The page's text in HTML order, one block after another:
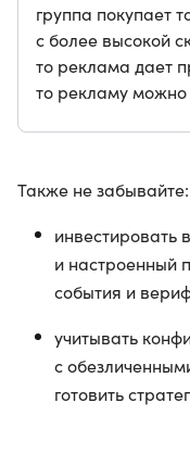
группа покупает
с более высокой
то реклама дает
то рекламу можно
Также не забывайте:
инвестировать
и настроенный
события и
учитывать
с
готовить